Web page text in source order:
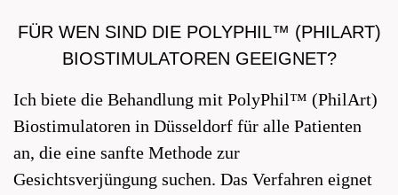
FÜR WEN SIND DIE POLYPHIL™ (PHILART)
BIOSTIMULATOREN GEEIGNET?
Ich biete die Behandlung mit PolyPhil™ (PhilArt)
Biostimulatoren in Düsseldorf für alle Patienten
an, die eine sanfte Methode zur
Gesichtsverjüngung suchen. Das Verfahren eignet